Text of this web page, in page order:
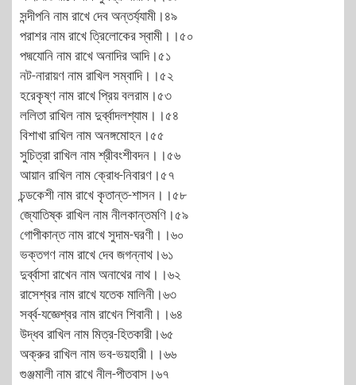
সন্দীপনি নাম রাখে দেব অন্তর্য্যামী।৪৯
পরাশর নাম রাখে ত্রিলোকের স্বামী।।৫০
পদ্মযোনি নাম রাখে অনাদির আদি।৫১
নট-নারায়ণ নাম রাখিল সম্বাদি।।৫২
হরেকৃষ্ণ নাম রাখে প্রিয় বলরাম।৫৩
ললিতা রাখিল নাম দুর্ব্বাদলশ্যাম।।৫৪
বিশাখা রাখিল নাম অনঙ্গমোহন।৫৫
সুচিত্রা রাখিল নাম শ্রীবংশীবদন।।৫৬
আয়ান রাখিল নাম ক্রোধ-নিবারণ।৫৭
চন্ডকেশী নাম রাখে কৃতান্ত-শাসন।।৫৮
জ্যোতিষ্ক রাখিল নাম নীলকান্তমণি।৫৯
গোপীকান্ত নাম রাখে সুদাম-ঘরণী।।৬০
ভক্তগণ নাম রাখে দেব জগন্নাথ।৬১
দুর্ব্বাসা রাখেন নাম অনাথের নাথ।।৬২
রাসেশ্বর নাম রাখে যতেক মালিনী।৬৩
সর্ব্ব-যজ্ঞেশ্বর নাম রাখেন শিবানী।।৬৪
উদ্ধব রাখিল নাম মিত্র-হিতকারী।৬৫
অক্রুর রাখিল নাম ভব-ভয়হারী।।৬৬
গুঞ্জমালী নাম রাখে নীল-পীতবাস।৬৭